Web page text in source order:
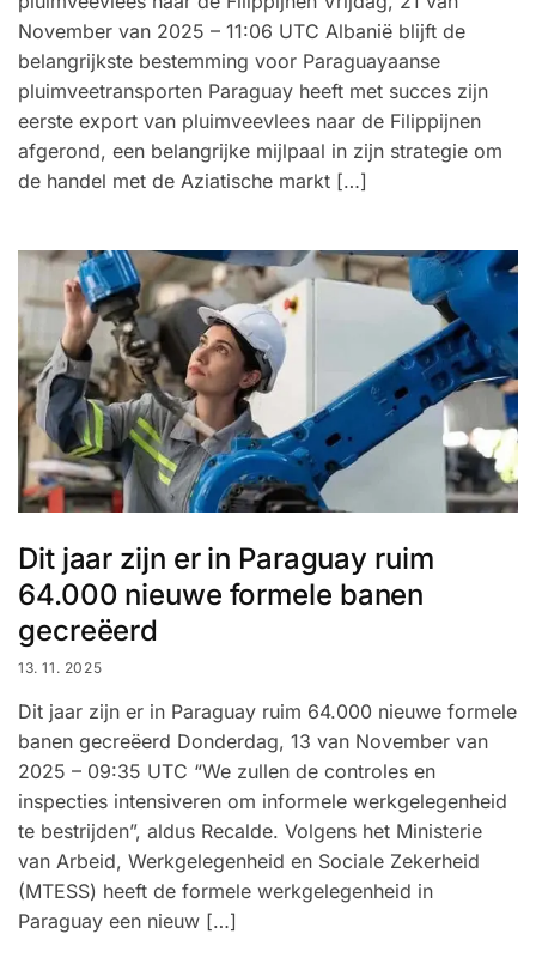
November van 2025 – 11:06 UTC Albanië blijft de
belangrijkste bestemming voor Paraguayaanse
pluimveetransporten Paraguay heeft met succes zijn
eerste export van pluimveevlees naar de Filippijnen
afgerond, een belangrijke mijlpaal in zijn strategie om
de handel met de Aziatische markt […]
Dit jaar zijn er in Paraguay ruim
64.000 nieuwe formele banen
gecreëerd
13. 11. 2025
Dit jaar zijn er in Paraguay ruim 64.000 nieuwe formele
banen gecreëerd Donderdag, 13 van November van
2025 – 09:35 UTC “We zullen de controles en
inspecties intensiveren om informele werkgelegenheid
te bestrijden”, aldus Recalde. Volgens het Ministerie
van Arbeid, Werkgelegenheid en Sociale Zekerheid
(MTESS) heeft de formele werkgelegenheid in
Paraguay een nieuw […]